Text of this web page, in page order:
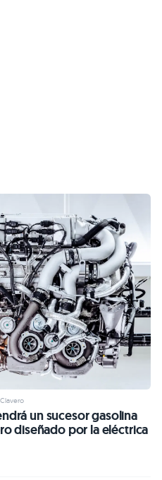
un sucesor gasolina
diseñado por la eléctrica